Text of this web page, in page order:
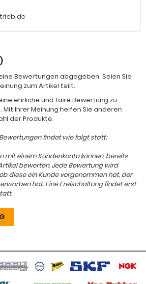
Bewertungen abgegeben. Seien Sie
zum Artikel teilt.
ehrliche und faire Bewertung zu
Ihrer Meinung helfen Sie anderen
der Produkte.
findet wie folgt statt:
mit einem Kundenkonto können, bereits
bewerten. Jede Bewertung wird
diese ein Kunde vorgenommen hat, der
hat. Eine Freischaltung findet erst